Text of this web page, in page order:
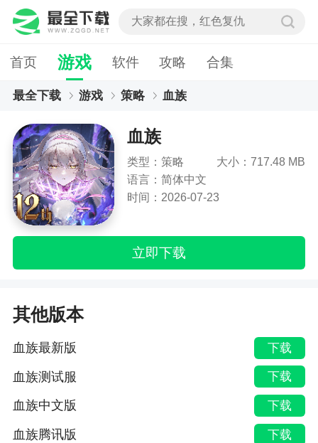
首页 游戏 软件 攻略 合集
最全下载 游戏 策略 血族
血族
类型：策略
大小：717.48 MB
语言：简体中文
时间：2026-07-23
立即下载
其他版本
血族最新版 下载
血族测试服 下载
血族中文版 下载
血族腾讯版 下载